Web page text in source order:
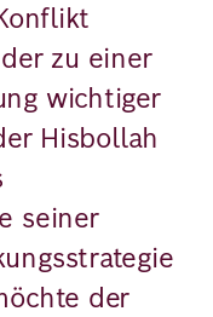
zu einer
wichtiger
Hisbollah
seiner
der